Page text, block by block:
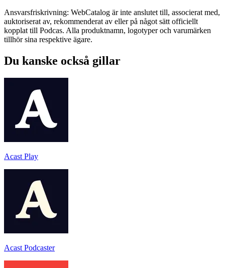
Ansvarsfriskrivning: WebCatalog är inte anslutet till, associerat med,
auktoriserat av, rekommenderat av eller på något sätt officiellt
kopplat till Podcas. Alla produktnamn, logotyper och varumärken
tillhör sina respektive ägare.
Du kanske också gillar
Acast Play
Acast Podcaster